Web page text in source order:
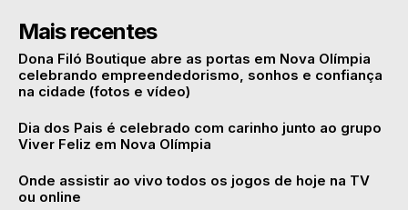
Mais recentes
Dona Filó Boutique abre as portas em Nova Olímpia
celebrando empreendedorismo, sonhos e confiança
na cidade (fotos e vídeo)
Dia dos Pais é celebrado com carinho junto ao grupo
Viver Feliz em Nova Olímpia
Onde assistir ao vivo todos os jogos de hoje na TV
ou online